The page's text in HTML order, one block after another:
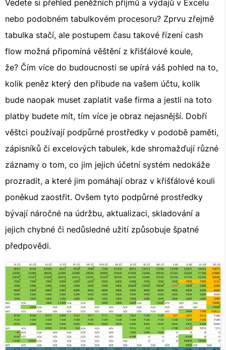
Vedete si přehled peněžních příjmů a výdajů v Excelu
nebo podobném tabulkovém procesoru? Zprvu zřejmě
tabulka stačí, ale postupem času takové řízení cash
flow možná připomíná věštění z křišťálové koule,
že? Čím více do budoucnosti se upírá váš pohled na to,
kolik peněz který den přibude na vašem účtu, kolik
bude naopak muset zaplatit vaše firma a jestli na toto
platby budete mít, tím více je obraz nejasnější. Dobří
věštci používají podpůrné prostředky v podobě paměti,
zápisníků či excelových tabulek, kde shromažďují různé
záznamy o tom, co jim jejich účetní systém nedokáže
prozradit, a které jim pomáhají obraz v křišťálové kouli
poněkud zaostřit. Ovšem tyto podpůrné prostředky
bývají náročné na údržbu, aktualizaci, skladování a
jejich chybné či nedůsledné užití způsobuje špatné
předpovědi.